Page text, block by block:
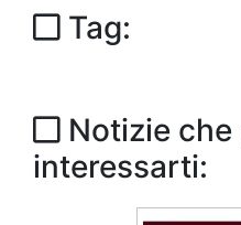
Tag:
Notizie
interessarti: